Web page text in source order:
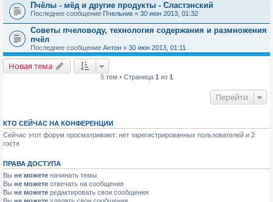
Пчёлы - мёд и другие продукты - Сластэнский
Последнее сообщение Пчельник « 30 июн 2013, 01:32
Советы пчеловоду, технология содержания и размножения
пчёл
Последнее сообщение Антон « 30 июн 2013, 01:11
Новая тема
5 тем • Страница 1 из 1
Перейти
КТО СЕЙЧАС НА КОНФЕРЕНЦИИ
Сейчас этот форум просматривают: нет зарегистрированных пользователей и 2
гостя
ПРАВА ДОСТУПА
Вы не можете начинать темы
Вы не можете отвечать на сообщения
Вы не можете редактировать свои сообщения